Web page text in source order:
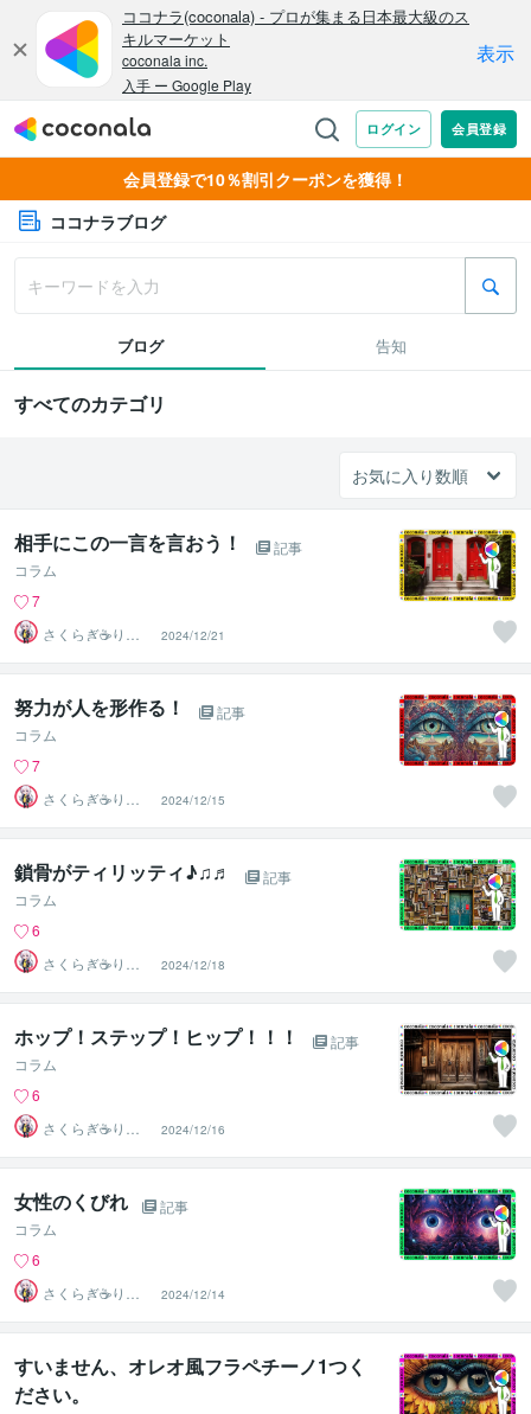
会員登録で10％割引クーポンを獲得！
ココナラブログ
ブログ 告知
すべてのカテゴリ
相手にこの一言を言おう！
記事
コラム
7
さくらぎ☕りょ
う⛎癒やし電話
相談サロン
2024/12/21
努力が人を形作る！
記事
コラム
7
さくらぎ☕りょ
う⛎癒やし電話
相談サロン
2024/12/15
鎖骨がティリッティ♪♫♬
記事
コラム
6
さくらぎ☕りょ
う⛎癒やし電話
相談サロン
2024/12/18
ホップ！ステップ！ヒップ！！！
記事
コラム
6
さくらぎ☕りょ
う⛎癒やし電話
相談サロン
2024/12/16
女性のくびれ
記事
コラム
6
さくらぎ☕りょ
う⛎癒やし電話
相談サロン
2024/12/14
すいません、オレオ風フラペチーノ1つく
ださい。